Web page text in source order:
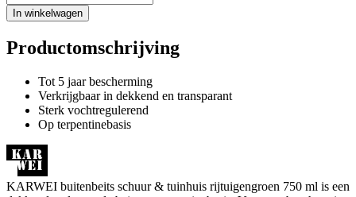
In winkelwagen
Productomschrijving
Tot 5 jaar bescherming
Verkrijgbaar in dekkend en transparant
Sterk vochtregulerend
Op terpentinebasis
KARWEI buitenbeits schuur & tuinhuis rijtuigengroen 750 ml is een